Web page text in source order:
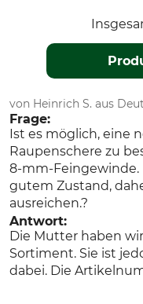
von Heinrich S. aus
Frage:
Ist es möglich, eine
Raupenschere zu
8-mm-Feingewinde.
gutem Zustand,
ausreichen.?
Antwort:
Die Mutter haben
Sortiment. Sie ist
dabei. Die